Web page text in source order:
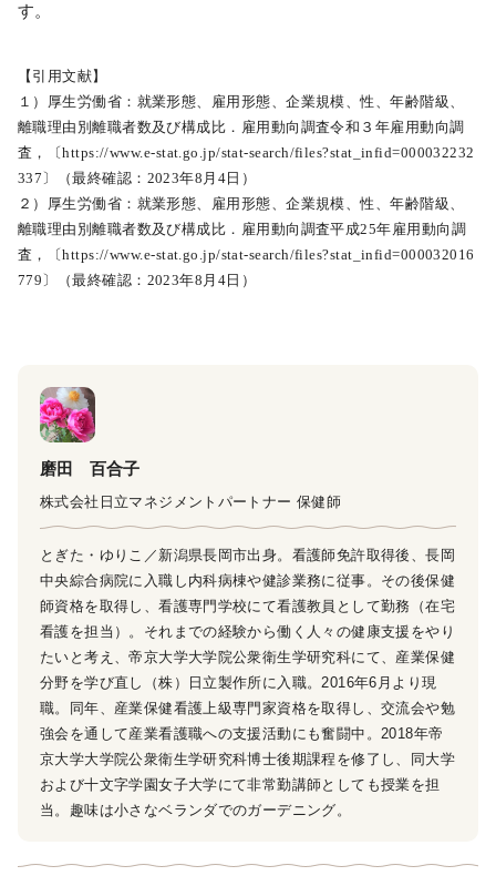
す。
【引用文献】
１）厚生労働省：就業形態、雇用形態、企業規模、性、年齢階級、
離職理由別離職者数及び構成比．雇用動向調査令和３年雇用動向調
査，〔https://www.e-stat.go.jp/stat-search/files?stat_infid=000032232
337〕（最終確認：2023年8月4日）
２）厚生労働省：就業形態、雇用形態、企業規模、性、年齢階級、
離職理由別離職者数及び構成比．雇用動向調査平成25年雇用動向調
査，〔https://www.e-stat.go.jp/stat-search/files?stat_infid=000032016
779〕（最終確認：2023年8月4日）
磨田 百合子
株式会社日立マネジメントパートナー 保健師
とぎた・ゆりこ／新潟県長岡市出身。看護師免許取得後、長岡
中央綜合病院に入職し内科病棟や健診業務に従事。その後保健
師資格を取得し、看護専門学校にて看護教員として勤務（在宅
看護を担当）。それまでの経験から働く人々の健康支援をやり
たいと考え、帝京大学大学院公衆衛生学研究科にて、産業保健
分野を学び直し（株）日立製作所に入職。2016年6月より現
職。同年、産業保健看護上級専門家資格を取得し、交流会や勉
強会を通して産業看護職への支援活動にも奮闘中。2018年帝
京大学大学院公衆衛生学研究科博士後期課程を修了し、同大学
および十文字学園女子大学にて非常勤講師としても授業を担
当。趣味は小さなベランダでのガーデニング。